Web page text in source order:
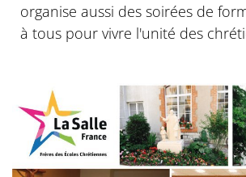
organise aussi des soirées de
à tous pour vivre l'unité des